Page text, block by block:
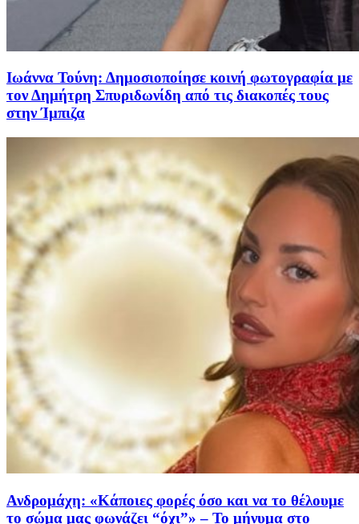
Ιωάννα Τούνη: Δημοσιοποίησε κοινή φωτογραφία με
τον Δημήτρη Σπυριδωνίδη από τις διακοπές τους
στην Ίμπιζα
Ανδρομάχη: «Κάποιες φορές όσο και να το θέλουμε
το σώμα μας φωνάζει “όχι”» – Το μήνυμα στο